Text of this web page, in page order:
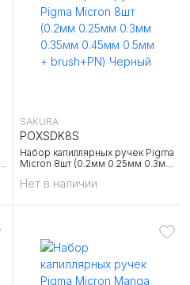
Нет в наличии
Набор капиллярных ручек Pigma
Micron 8шт (0.2мм 0.25мм 0.3мм
brush+PN) Черный
SAKURA
POXSDK8S